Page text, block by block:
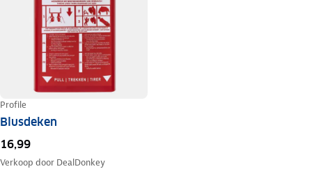
Profile
Blusdeken
16,99
Verkoop door DealDonkey